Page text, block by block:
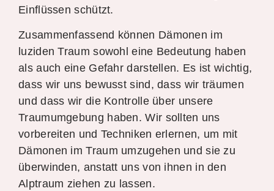
Einflüssen schützt.
Zusammenfassend können Dämonen im
luziden Traum sowohl eine Bedeutung haben
als auch eine Gefahr darstellen. Es ist wichtig,
dass wir uns bewusst sind, dass wir träumen
und dass wir die Kontrolle über unsere
Traumumgebung haben. Wir sollten uns
vorbereiten und Techniken erlernen, um mit
Dämonen im Traum umzugehen und sie zu
überwinden, anstatt uns von ihnen in den
Alptraum ziehen zu lassen.